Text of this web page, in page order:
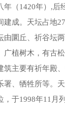
年（1420年）,后
建成。天坛占地
由圜丘、祈谷坛
广植树木，有古
筑主要有祈年殿
署、牺牲所等。
，于1998年11月